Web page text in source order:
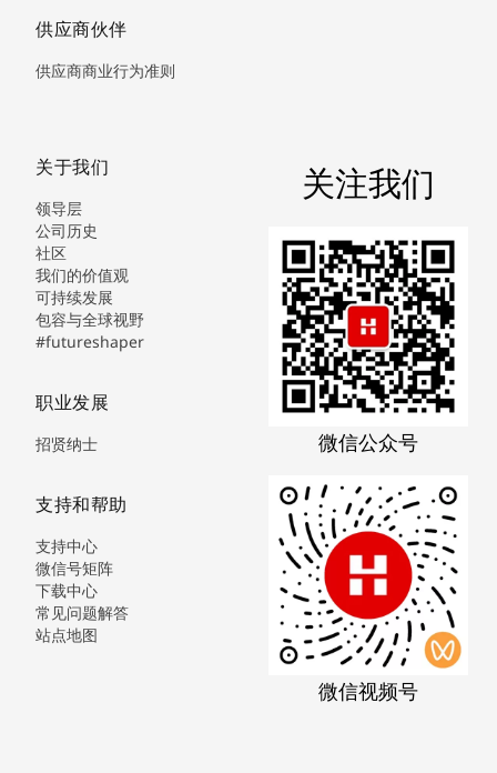
供应商伙伴
供应商商业行为准则
关于我们
领导层
公司历史
社区
我们的价值观
可持续发展
包容与全球视野
#futureshaper
职业发展
招贤纳士
支持和帮助
支持中心
微信号矩阵
下载中心
常见问题解答
站点地图
关注我们
微信公众号
微信视频号